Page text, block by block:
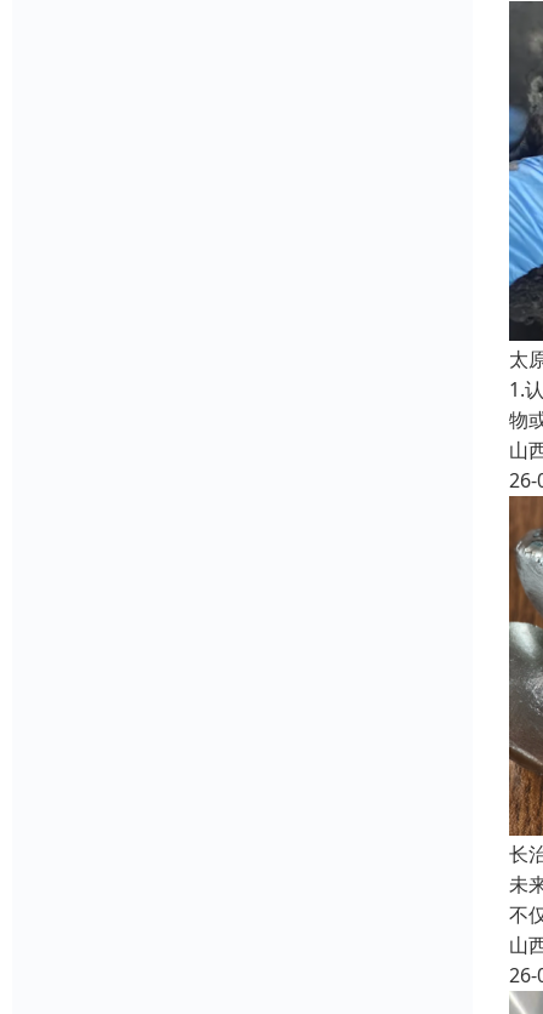
太
1.
物
山
26-
长
未
不
山
26-